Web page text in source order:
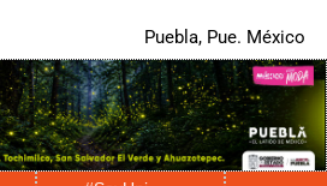
Puebla, Pue. México